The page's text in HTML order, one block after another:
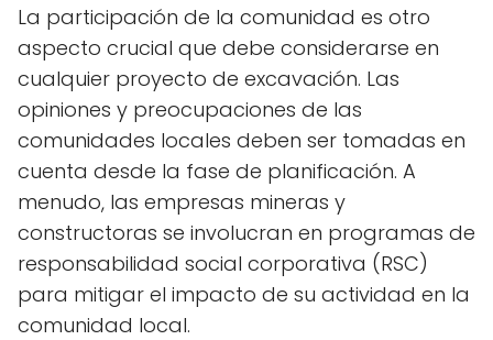
La participación de la comunidad es otro
aspecto crucial que debe considerarse en
cualquier proyecto de excavación. Las
opiniones y preocupaciones de las
comunidades locales deben ser tomadas en
cuenta desde la fase de planificación. A
menudo, las empresas mineras y
constructoras se involucran en programas de
responsabilidad social corporativa (RSC)
para mitigar el impacto de su actividad en la
comunidad local.